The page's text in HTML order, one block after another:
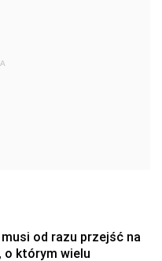
od razu przejść na
o którym wielu